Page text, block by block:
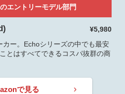
エントリーモデル部門
¥5,980
ー。Echoシリーズの中でも最安
とはすべてできるコスパ抜群の商
で見る